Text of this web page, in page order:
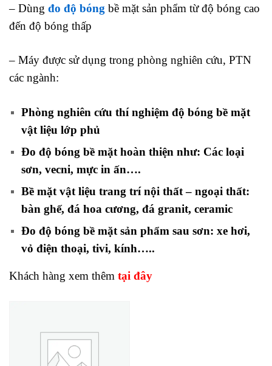
– Dùng đo độ bóng bề mặt sản phẩm từ độ bóng cao
đến độ bóng thấp
– Máy được sử dụng trong phòng nghiên cứu, PTN
các ngành:
Phòng nghiên cứu thí nghiệm độ bóng bề mặt
vật liệu lớp phủ
Đo độ bóng bề mặt hoàn thiện như: Các loại
sơn, vecni, mực in ấn….
Bề mặt vật liệu trang trí nội thất – ngoại thất:
bàn ghế, đá hoa cương, đá granit, ceramic
Đo độ bóng bề mặt sản phẩm sau sơn: xe hơi,
vỏ điện thoại, tivi, kính…..
Khách hàng xem thêm tại đây